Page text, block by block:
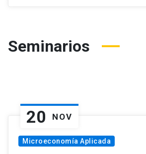
Seminarios
20 NOV
Microeconomía Aplicada